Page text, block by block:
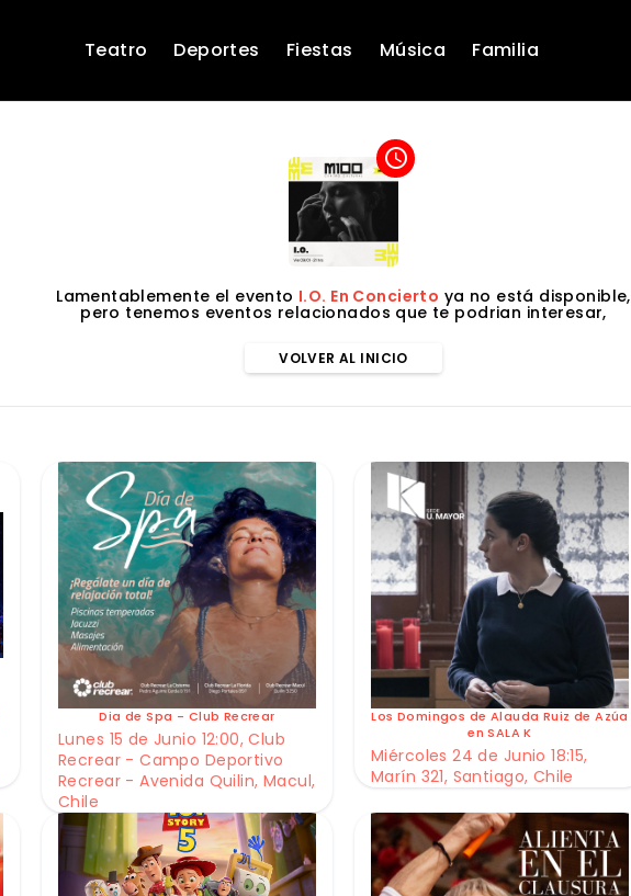
Teatro Deportes Fiestas Música Familia
access_time
Lamentablemente el evento I.O. En Concierto ya no está disponible,
pero tenemos eventos relacionados que te podrian interesar,
VOLVER AL INICIO
Dia de Spa - Club Recrear
Lunes 15 de Junio 12:00, Club
Recrear - Campo Deportivo
Recrear - Avenida Quilin, Macul,
Chile
Los Domingos de Alauda Ruiz de Azúa
en SALA K
Miércoles 24 de Junio 18:15,
Marín 321, Santiago, Chile